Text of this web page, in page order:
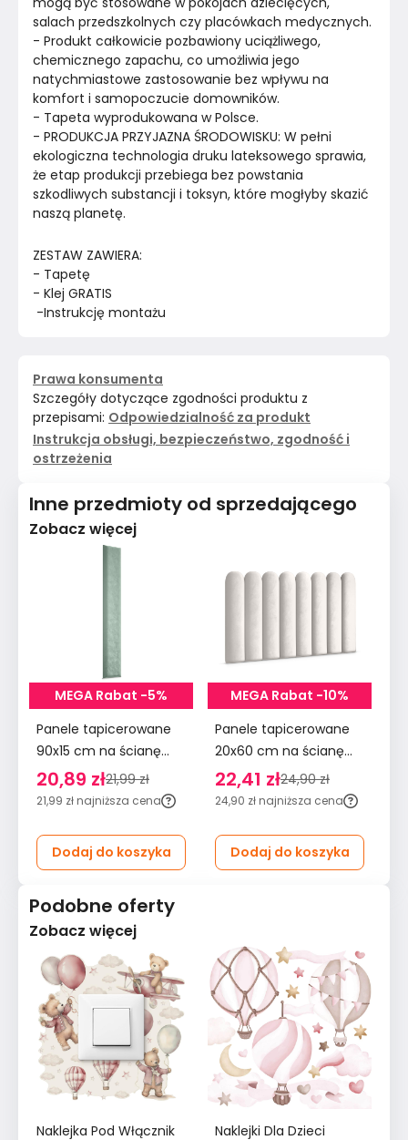
salach przedszkolnych czy placówkach medycznych.
- Produkt całkowicie pozbawiony uciążliwego,
chemicznego zapachu, co umożliwia jego
natychmiastowe zastosowanie bez wpływu na
komfort i samopoczucie domowników.
- PRODUKCJA PRZYJAZNA ŚRODOWISKU: W pełni
ekologiczna technologia druku lateksowego sprawia,
że etap produkcji przebiega bez powstania
szkodliwych substancji i toksyn, które mogłyby skazić
naszą planetę.
ZESTAW ZAWIERA:
- Tapetę
- Klej GRATIS
-Instrukcję montażu
Prawa konsumenta
Szczegóły dotyczące zgodności produktu z
przepisami: Odpowiedzialność za produkt
Instrukcja obsługi, bezpieczeństwo, zgodność i
ostrzeżenia
Inne przedmioty od sprzedającego
Zobacz więcej
MEGA Rabat -5%
Panele tapicerowane
90x15 cm na ścianę
wezgłowie miętowy
20,89 zł21,99 zł
21,99 zł najniższa cena
Dodaj do koszyka
MEGA Rabat -10%
Panele tapicerowane
20x60 cm na ścianę
płotek wezgłowie
kremowy
22,41 zł24,90 zł
24,90 zł najniższa cena
Dodaj do koszyka
Podobne oferty
Zobacz więcej
Naklejka Pod Włącznik
Naklejki Dla Dzieci